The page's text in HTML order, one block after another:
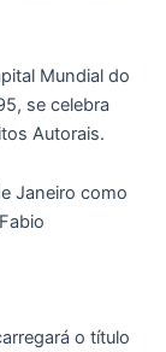
Mundial do
se celebra
Autorais.
o título